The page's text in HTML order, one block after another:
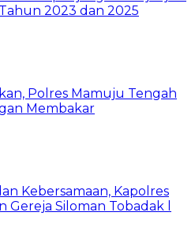
2023 dan 2025
Polres Mamuju Tengah
Membakar
Kebersamaan, Kapolres
Siloman Tobadak l